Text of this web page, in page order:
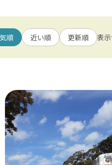
ュースポット
自然
その他ビュースポット
ア
しアンデルセン公園 / 京成バ
土寺 / 柏 / あけぼの山農業公
原 / 佐倉ふるさと広場 / 成田
以内
順 近い順 更新順 表